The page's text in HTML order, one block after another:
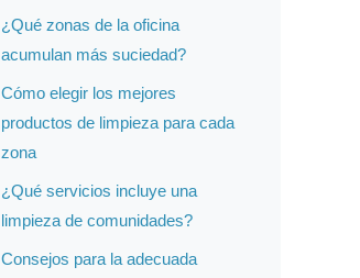
¿Qué zonas de la oficina
acumulan más suciedad?
Cómo elegir los mejores
productos de limpieza para cada
zona
¿Qué servicios incluye una
limpieza de comunidades?
Consejos para la adecuada